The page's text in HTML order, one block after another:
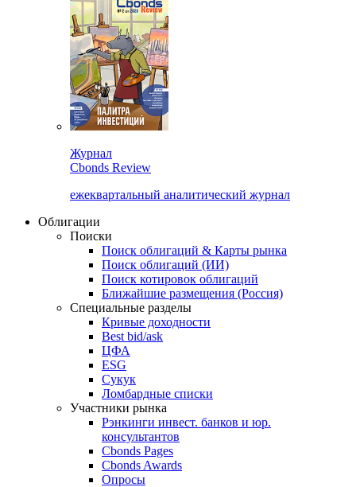
Журнал
Cbonds Review
ежеквартальный аналитический журнал
Облигации
Поиски
Поиск облигаций & Карты рынка
Поиск облигаций (ИИ)
Поиск котировок облигаций
Ближайшие размещения (Россия)
Специальные разделы
Кривые доходности
Best bid/ask
ЦФА
ESG
Сукук
Ломбардные списки
Участники рынка
Рэнкинги инвест. банков и юр.
консультантов
Cbonds Pages
Cbonds Awards
Опросы